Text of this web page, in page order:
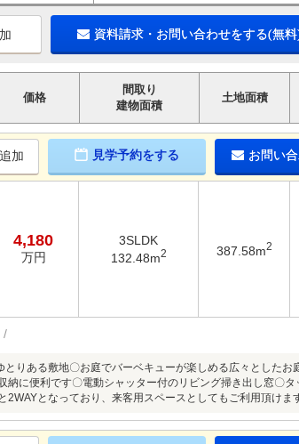
資料請求・お問い合わせをする(無料
価格
間取り
建物面積
土地面積
加 見学予約をする お問い
4,180
万円
3SLDK
132.48m2 387.58m2
りある敷地〇お庭でバーベキューが楽しめる広々としたお
に便利です〇電動シャッター付のリビング掃き出し窓〇タ
2WAYとなっており、来客用スペースとしてもご利用頂けま